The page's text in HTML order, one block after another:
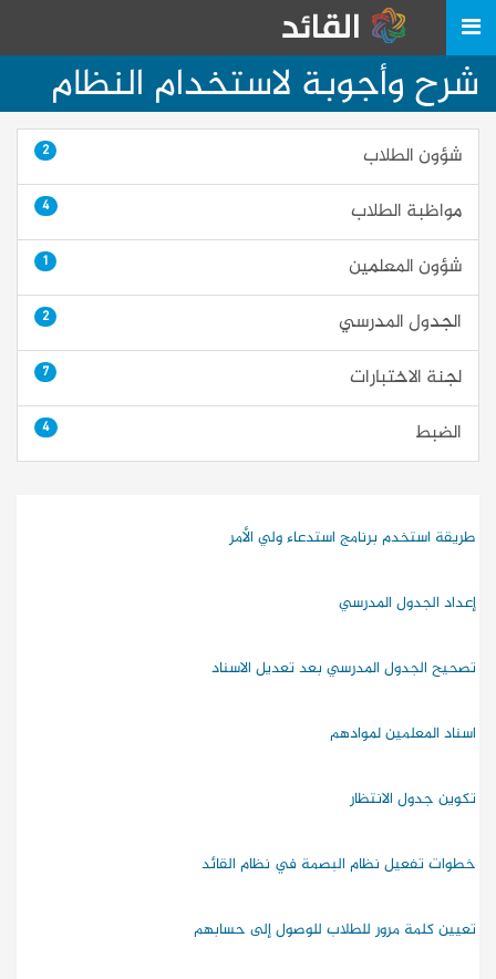
شرح وأجوبة لاستخدام النظام
شؤون الطلاب 2
مواظبة الطلاب 4
شؤون المعلمين 1
الجدول المدرسي 2
لجنة الاختبارات 7
الضبط 4
طريقة استخدم برنامج استدعاء ولي الأمر
إعداد الجدول المدرسي
تصحيح الجدول المدرسي بعد تعديل الاسناد
اسناد المعلمين لموادهم
تكوين جدول الانتظار
خطوات تفعيل نظام البصمة في نظام القائد
تعيين كلمة مرور للطلاب للوصول إلى حسابهم